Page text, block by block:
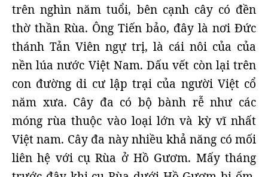
trên nghìn năm tuổi, bên cạnh cây có đền
thờ thần Rùa. Ông Tiến bảo, đây là nơi Đức
thánh Tản Viên ngự trị, là cái nôi của của
nền lúa nước Việt Nam. Dấu vết còn lại trên
con đường di cư lập trại của người Việt cổ
năm xưa. Cây đa có bộ bành rễ như các
móng rùa thuộc vào loại lớn và kỳ vĩ nhất
Việt nam. Cây đa này nhiều khả năng có mối
liên hệ với cụ Rùa ở Hồ Gươm. Mấy tháng